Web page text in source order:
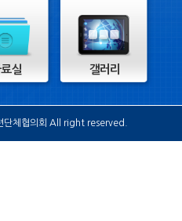
실 갤러리
체협의회 All right reserved.